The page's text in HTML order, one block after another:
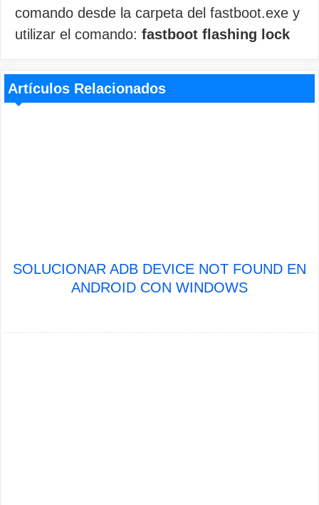
comando desde la carpeta del fastboot.exe y
utilizar el comando: fastboot flashing lock
Artículos Relacionados
SOLUCIONAR ADB DEVICE NOT FOUND EN
ANDROID CON WINDOWS